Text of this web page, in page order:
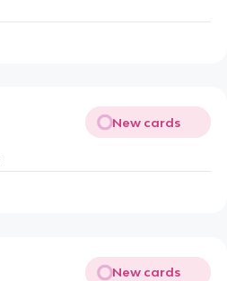
New cards
New cards